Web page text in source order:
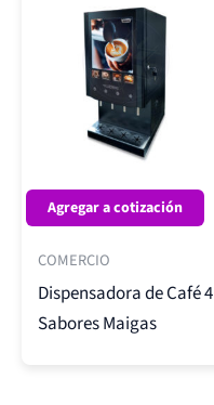
Agregar a cotización
COMERCIO
Dispensadora de Café 4
Sabores Maigas